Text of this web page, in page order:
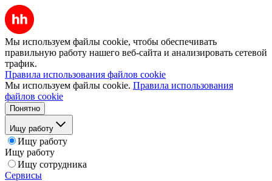
Мы используем файлы cookie, чтобы обеспечивать
правильную работу нашего веб-сайта и анализировать сетевой
трафик.
Правила использования файлов cookie
Мы используем файлы cookie. Правила использования
файлов cookie
Понятно
Ищу работу
Ищу работу
Ищу работу
Ищу сотрудника
Сервисы